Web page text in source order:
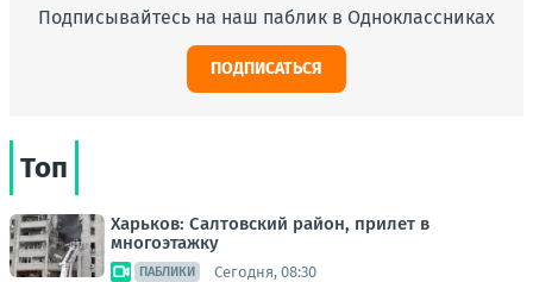
Подписывайтесь на наш паблик в Одноклассниках
ПОДПИСАТЬСЯ
Топ
Харьков: Салтовский район, прилет в
многоэтажку
ПАБЛИКИ Сегодня, 08:30